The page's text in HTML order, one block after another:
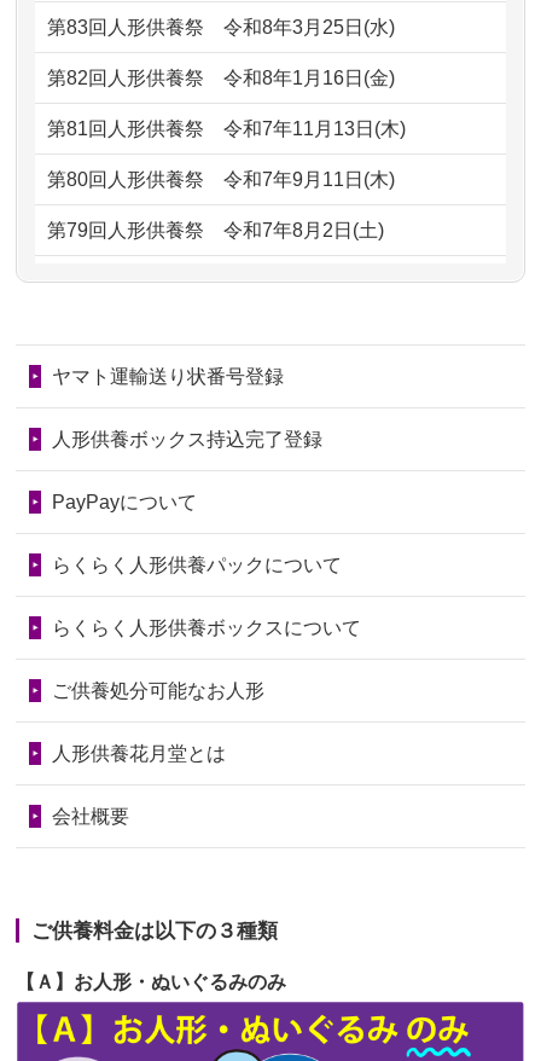
2026/06/30 長年大事にしてきた雛人形です、供養
していただ...
2026/06/29ガラスケースのまま引き取ってくださ
子どもの頃、妹と一緒にお雛様を出し
ました。お...
ので、お願...
2026/06/28以前和人形やぬいぐるみを供養いただ
いたことが...
の回りの物...
2026/06/28人形たちに これまで本当にありがとう
2026/06/24今は亡き両親が孫（私の子供）の初節
句に贈って...
2026/06/23ありがとうね
の祖父母か...
2026/06/20
雛人形をお道具も含め一式で引き取っ
てくださる...
供養が終わったお人形以外はどうして
るのですか？
しょうか？
2024/01/04ガラスケースは外しても良いですか？
第83回人形供養祭令和8年3月25日(水)
第82回人形供養祭令和8年1月16日(金)
第81回人形供養祭令和7年11月13日(木)
第80回人形供養祭令和7年9月11日(木)
第79回人形供養祭令和7年8月2日(土)
第78回人形供養祭令和7年6月20日(金)
第76回人形供養祭令和7年2月28日(金)
第75回人形供養祭令和7年1月17日(金)
第73回人形供養祭令和6年10月17日(木)
第71回人形供養祭令和6年8月1日(木)
第70回人形供養祭令和6年6月21日(金)
第68回人形供養祭令和6年3月22日(金)
第65回人形供養祭令和5年11月09日(木)
第64回人形供養祭令和5年9月21日(木)
第63回人形供養祭 令和5年8月1日(火)
ヤマト運輸送り状番号登録
人形供養ボックス持込完了登録
PayPayについて
らくらく人形供養パックについて
らくらく人形供養ボックスについて
ご供養処分可能なお人形
人形供養花月堂とは
会社概要
ご供養料金は以下の３種類
【Ａ】お人形・ぬいぐるみのみ